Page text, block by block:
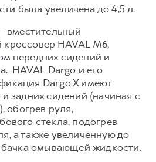
была увеличена до 4,5 л.
вместительный
HAVAL M6,
передних сидений и
HAVAL Dargo и его
Dargo X имеют
задних сидений (начиная с
обогрев руля,
стекла, подогрев
а также увеличенную до
бачка омывающей жидкости.